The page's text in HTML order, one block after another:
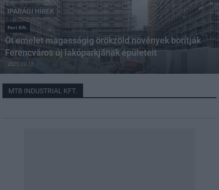
IPARÁGI HÍREK
Peri Kft.
Öt emelet magasságig örökzöld növények borítják
Ferencváros új lakóparkjának épületeit
2025.09.18
MTB INDUSTRIAL KFT.